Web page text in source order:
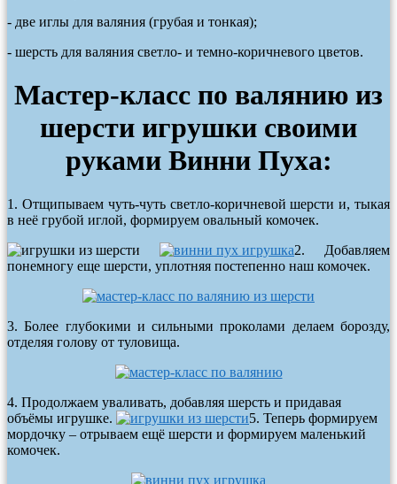
- две иглы для валяния (грубая и тонкая);
- шерсть для валяния светло- и темно-коричневого цветов.
Мастер-класс по валянию из
шерсти игрушки своими
руками Винни Пуха:
1. Отщипываем чуть-чуть светло-коричневой шерсти и, тыкая
в неё грубой иглой, формируем овальный комочек.
2. Добавляем
понемногу еще шерсти, уплотняя постепенно наш комочек.
3. Более глубокими и сильными проколами делаем борозду,
отделяя голову от туловища.
4. Продолжаем уваливать, добавляя шерсть и придавая
объёмы игрушке.
5. Теперь формируем
мордочку – отрываем ещё шерсти и формируем маленький
комочек.